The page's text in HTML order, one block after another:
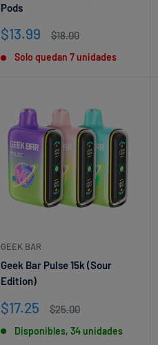
Pods
Precio
venta
$13.99
Precio
$18.00
Solo quedan 7 unidades
GEEK BAR
Geek Bar Pulse 15k (Sour
Edition)
Precio
venta
$17.25
Precio
$25.00
Disponibles, 34 unidades